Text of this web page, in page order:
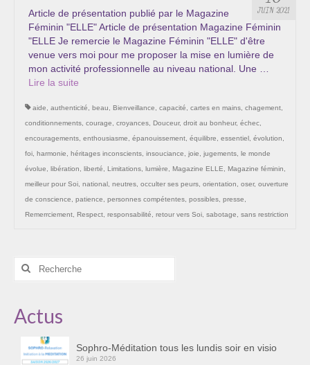
Les Onctions Sacrées -La Magdaléenne –
Nadine-Sarah Penna
Qui suis je ?
Mon cursus d’évolution vers une femme plus
Témoignages
Calendrier
Initiation à la sophrologie « offerte »
Sophro-Méditation tous les lundis soir en visio
Prendre contact
Cursus « Le chemin par la psyché »
Sophro-Méditation tous les lundis soir en visio
JUIN 2021
Article de présentation publié par le Magazine
Féminin "ELLE" Article de présentation Magazine Féminin
"ELLE Je remercie le Magazine Féminin "ELLE" d'être
venue vers moi pour me proposer la mise en lumière de
mon activité professionnelle au niveau national. Une …
Lire la suite­­
aide authenticité beau Bienveillance capacité cartes en mains chagement
conditionnements courage croyances Douceur, droit au bonheur, échec
encouragements enthousiasme épanouissement équilibre essentiel évolution
foi harmonie héritages inconscients insouciance joie jugements le monde
évolue
libération liberté Limitations lumière Magazine ELLE Magazine féminin
meilleur pour Soi national neutres occulter ses peurs orientation oser, ouverture
de conscience
patience personnes compétentes possibles presse
Remerrciement
Respect responsabilité retour vers Soi sabotage sans restriction
Rechercher
Actus
Sophro-Méditation tous les lundis soir en visio
26 juin 2026